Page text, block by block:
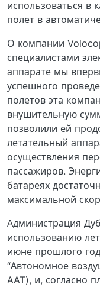
использоваться в
полет в
О компании
специалистами
аппарате мы
успешного
полетов эта
внушительную
позволили ей
летательный
осуществления
пассажиров.
батареях
максимальной
Администрация
использованию
июне прошлого
“Автономное
AAT), и, согласно